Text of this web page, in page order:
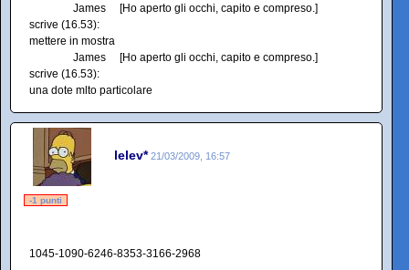
James [Ho aperto gli occhi, capito e compreso.]
scrive (16.53):
mettere in mostra
James [Ho aperto gli occhi, capito e compreso.]
scrive (16.53):
una dote mlto particolare
lelev* 21/03/2009, 16:57
-1 punti
1045-1090-6246-8353-3166-2968